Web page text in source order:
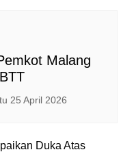
Malang
25 April 2026